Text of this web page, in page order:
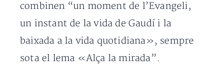
combinen “un moment de l’Evangeli,
un instant de la vida de Gaudí i la
baixada a la vida quotidiana», sempre
sota el lema «Alça la mirada”.